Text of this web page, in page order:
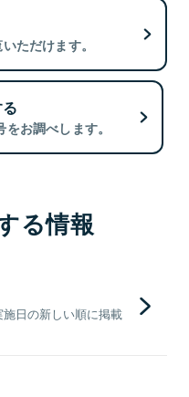
ただけます。
お調べします。
る情報
日の新しい順に掲載